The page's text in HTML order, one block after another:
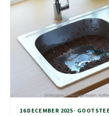
16 DECEMBER 2025 ·